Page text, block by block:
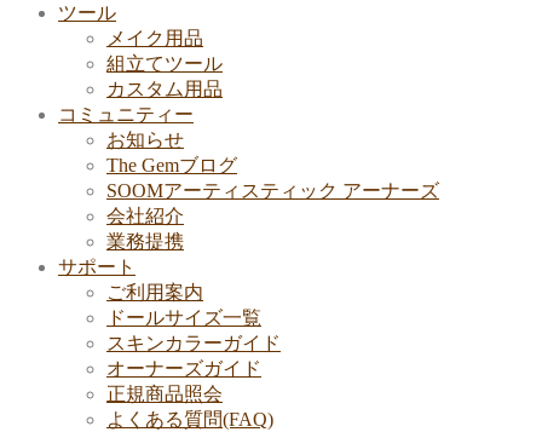
ツール
メイク用品
組立てツール
カスタム用品
コミュニティー
お知らせ
The Gemブログ
SOOMアーティスティック アーナーズ
会社紹介
業務提携
サポート
ご利用案内
ドールサイズ一覧
スキンカラーガイド
オーナーズガイド
正規商品照会
よくある質問(FAQ)